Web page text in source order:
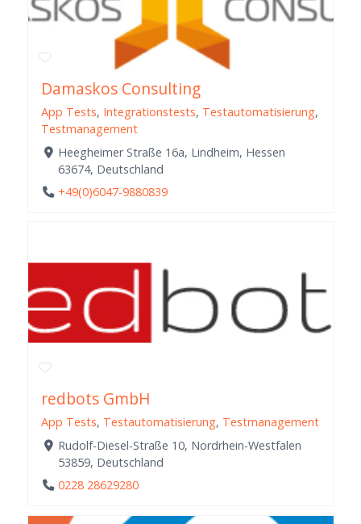
Damaskos Consulting
App Tests, Integrationstests, Testautomatisierung,
Testmanagement
Heegheimer Straße 16a, Lindheim, Hessen
63674, Deutschland
+49(0)6047-9880839
redbots GmbH
App Tests, Testautomatisierung, Testmanagement
Rudolf-Diesel-Straße 10, Nordrhein-Westfalen
53859, Deutschland
0228 28629280